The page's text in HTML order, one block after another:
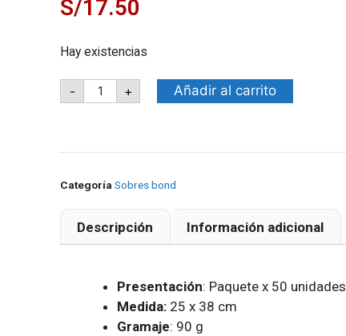
S/17.50
Hay existencias
- + Añadir al carrito
Categoría Sobres bond
Descripción Información adicional
Presentación: Paquete x 50 unidades
Medida: 25 x 38 cm
Gramaje: 90 g